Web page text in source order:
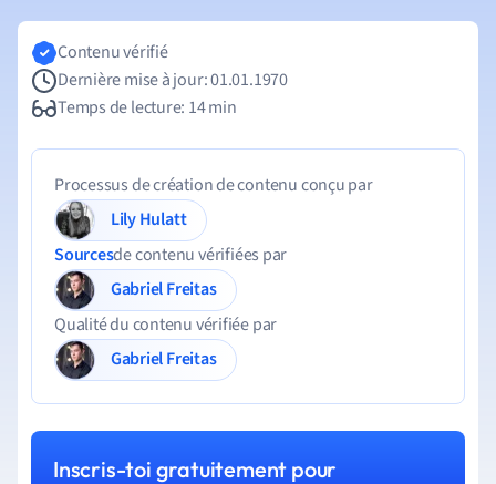
Contenu vérifié
Dernière mise à jour: 01.01.1970
Temps de lecture: 14 min
Processus de création de contenu conçu par
Lily Hulatt
Sourcesde contenu vérifiées par
Gabriel Freitas
Qualité du contenu vérifiée par
Gabriel Freitas
Inscris-toi gratuitement pour